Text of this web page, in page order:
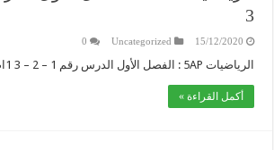
3
15/12/2020
Uncategorized
0
الرياضيات 5AP : الفصل الأول الدرس رقم 1 – 2 – 3 1اضغط هنا لتحميل
أكمل القراءة »